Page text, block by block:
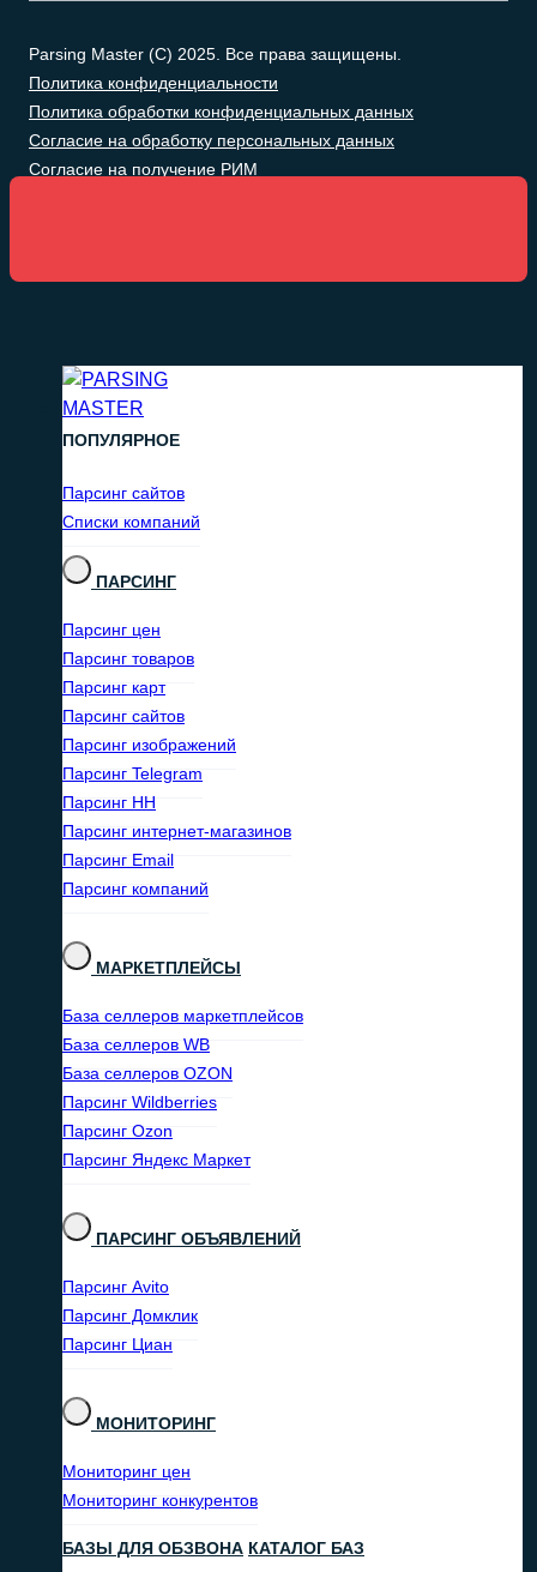
Parsing Master (C) 2025. Все права защищены.
Политика конфиденциальности
Политика обработки конфиденциальных данных
Согласие на обработку персональных данных
Согласие на получение РИМ
ПОПУЛЯРНОЕ
Парсинг сайтов
Списки компаний
ПАРСИНГ
Парсинг цен
Парсинг товаров
Парсинг карт
Парсинг сайтов
Парсинг изображений
Парсинг Telegram
Парсинг HH
Парсинг интернет-магазинов
Парсинг Email
Парсинг компаний
МАРКЕТПЛЕЙСЫ
База селлеров маркетплейсов
База селлеров WB
База селлеров OZON
Парсинг Wildberries
Парсинг Ozon
Парсинг Яндекс Маркет
ПАРСИНГ ОБЪЯВЛЕНИЙ
Парсинг Avito
Парсинг Домклик
Парсинг Циан
МОНИТОРИНГ
Мониторинг цен
Мониторинг конкурентов
БАЗЫ ДЛЯ ОБЗВОНА КАТАЛОГ БАЗ